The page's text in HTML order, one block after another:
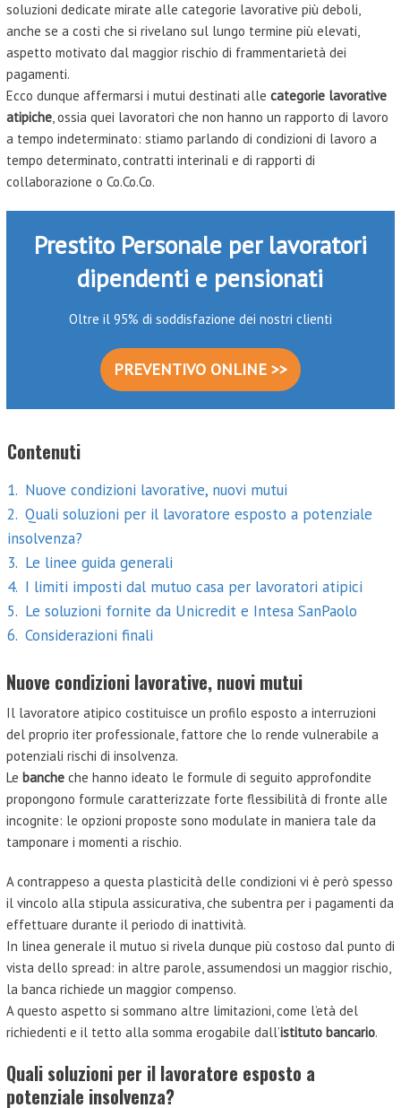
soluzioni dedicate mirate alle categorie lavorative più deboli,
anche se a costi che si rivelano sul lungo termine più elevati,
aspetto motivato dal maggior rischio di frammentarietà dei
pagamenti.
Ecco dunque affermarsi i mutui destinati alle categorie lavorative
atipiche, ossia quei lavoratori che non hanno un rapporto di lavoro
a tempo indeterminato: stiamo parlando di condizioni di lavoro a
tempo determinato, contratti interinali e di rapporti di
collaborazione o Co.Co.Co.
Prestito Personale per lavoratori
dipendenti e pensionati
Oltre il 95% di soddisfazione dei nostri clienti
PREVENTIVO ONLINE >>
Contenuti
1 Nuove condizioni lavorative, nuovi mutui
2 Quali soluzioni per il lavoratore esposto a potenziale
insolvenza?
3 Le linee guida generali
4 I limiti imposti dal mutuo casa per lavoratori atipici
5
Le soluzioni fornite da Unicredit e Intesa SanPaolo
6 Considerazioni finali
Nuove condizioni lavorative, nuovi mutui
Il lavoratore atipico costituisce un profilo esposto a interruzioni
del proprio iter professionale, fattore che lo rende vulnerabile a
potenziali rischi di insolvenza.
Le bancheche hanno ideato le formule di seguito approfondite
propongono formule caratterizzate forte flessibilità di fronte alle
incognite: le opzioni proposte sono modulate in maniera tale da
tamponare i momenti a rischio.
A contrappeso a questa plasticità delle condizioni vi è però spesso
il vincolo alla stipula assicurativa, che subentra per i pagamenti da
effettuare durante il periodo di inattività.
In linea generale il mutuo si rivela dunque più costoso dal punto di
vista dello spread: in altre parole, assumendosi un maggior rischio,
la banca richiede un maggior compenso.
A questo aspetto si sommano altre limitazioni, come l’età del
richiedenti e il tetto alla somma erogabile dall’istituto bancario.
Quali soluzioni per il lavoratore esposto a
potenziale insolvenza?